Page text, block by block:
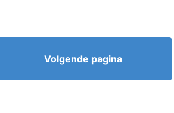
Volgende pagina